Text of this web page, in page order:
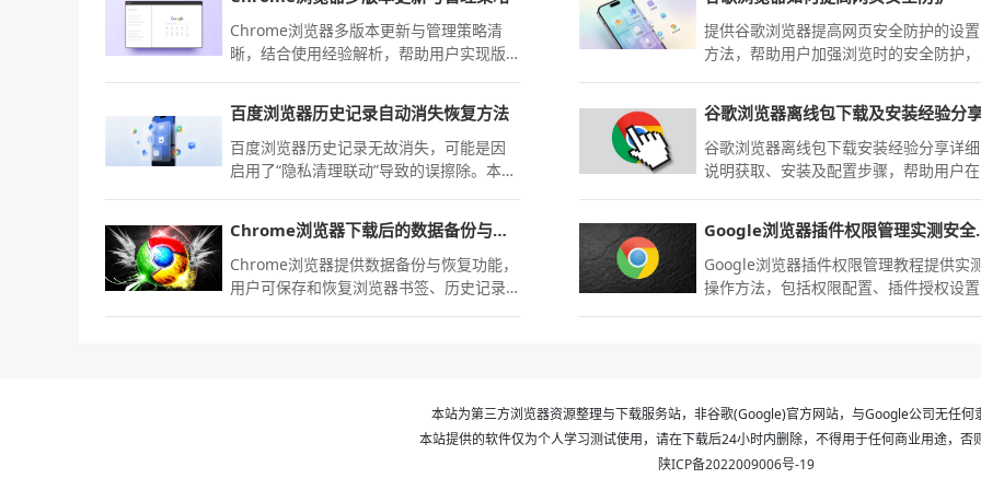
Chrome浏览器多版本更新与管理策略清
晰，结合使用经验解析，帮助用户实现版
提供谷歌浏览器提高网页安全防护的设置
方法，帮助用户加强浏览时的安全防护，
百度浏览器历史记录自动消失恢复方法
百度浏览器历史记录无故消失，可能是因
启用了“隐私清理联动”导致的误擦除。本篇
文件，配合手动将缓存数据库导出并重新
加载，能为您最大程度找回那段已丢失的
浏览轨迹与网页访问足迹。
谷歌浏览器离线包下载及安装经验分
谷歌浏览器离线包下载安装经验分享详细
说明获取、安装及配置步骤，帮助用户在
完整与性能高效。
Chrome浏览器下载后的数据备份与恢复方法
Chrome浏览器提供数据备份与恢复功能，
用户可保存和恢复浏览器书签、历史记录
Google浏
Google浏览器插件权限管理教程提供实
操作方法，包括权限配置、插件授权设置
本站为第三方浏览器资源整理与下载服务站，非谷歌(Google)官方网站，与Google公司无任何
本站提供的软件仅为个人学习测试使用，请在下载后24小时内删除，不得用于任何商业用途，否
陕ICP备2022009006号-19